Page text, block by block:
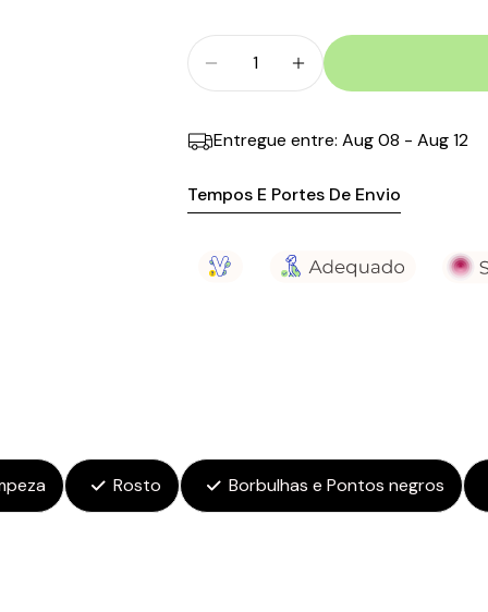
Quantidade
Diminuir Quantidade Para
Aumentar A
Entregue entre: Aug 08 - Aug 12
Tempos E Portes De Envio
Rosto Borbulhas e Pontos negros